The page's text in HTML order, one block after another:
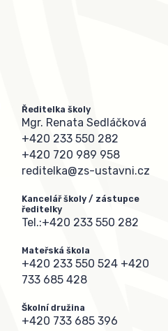
Ředitelka školy
Mgr. Renata Sedláčková
+420 233 550 282
+420 720 989 958
reditelka@zs-ustavni.cz
Kancelář školy / zástupce
ředitelky
Tel.:+420 233 550 282
Mateřská škola
+420 233 550 524 +420
733 685 428
Školní družina
+420 733 685 396